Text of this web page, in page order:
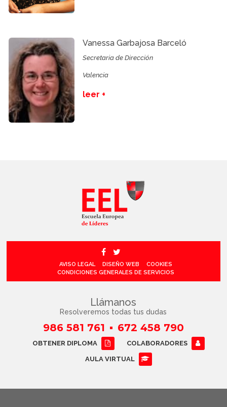
Vanessa Garbajosa Barceló
Secretaria de Dirección
Valencia
leer +
AVISO LEGAL DISEÑO WEB
COOKIES
CONDICIONES GENERALES DE SERVICIOS
Llámanos
Resolveremos todas tus dudas
986 581 761 672 458 790
OBTENER DIPLOMA COLABORADORES
AULA VIRTUAL